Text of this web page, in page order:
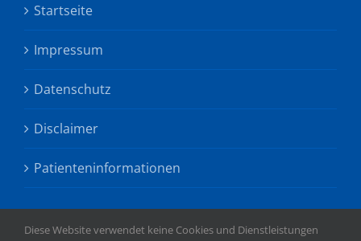
Startseite
Impressum
Datenschutz
Disclaimer
Patienteninformationen
Diese Website verwendet keine Cookies und Dienstleistungen